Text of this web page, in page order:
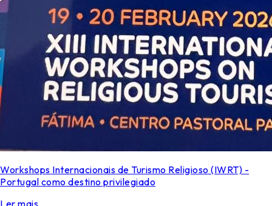
Workshops Internacionais de Turismo Religioso (IWRT) -
Portugal como destino privilegiado
Ler mais